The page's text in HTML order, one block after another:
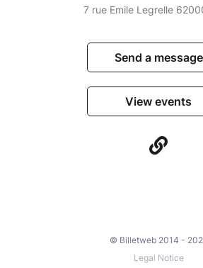
7 rue Emile Legrelle
Send a message
View events
© Billetweb 2014 -
Legal Notice